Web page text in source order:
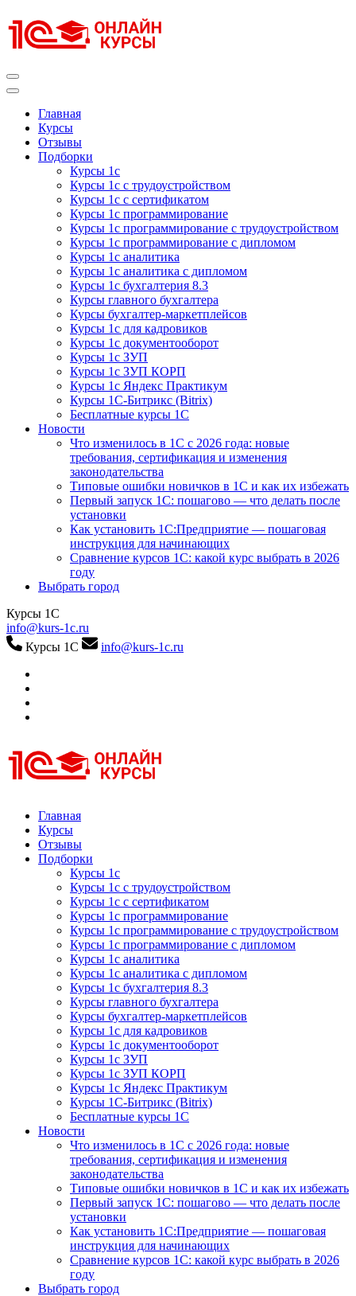
к
содержимому
Главная
Курсы
Отзывы
Подборки
Курсы 1с
Курсы 1с с трудоустройством
Курсы 1с с сертификатом
Курсы 1с программирование
Курсы 1с программирование с трудоустройством
Курсы 1с программирование с дипломом
Курсы 1с аналитика
Курсы 1с аналитика с дипломом
Курсы 1с бухгалтерия 8.3
Курсы главного бухгалтера
Курсы бухгалтер-маркетплейсов
Курсы 1с для кадровиков
Курсы 1с документооборот
Курсы 1с ЗУП
Курсы 1с ЗУП КОРП
Курсы 1с Яндекс Практикум
Курсы 1С-Битрикс (Bitrix)
Бесплатные курсы 1С
Новости
Что изменилось в 1С с 2026 года: новые
требования, сертификация и изменения
законодательства
Типовые ошибки новичков в 1С и как их избежать
Первый запуск 1С: пошагово — что делать после
установки
Как установить 1С:Предприятие — пошаговая
инструкция для начинающих
Сравнение курсов 1С: какой курс выбрать в 2026
году
Выбрать город
Курсы 1С
info@kurs-1c.ru
Курсы 1С
info@kurs-1c.ru
Курсы 1С
Курсы 1С официальная сертификация
Главная
Курсы
Отзывы
Подборки
Курсы 1с
Курсы 1с с трудоустройством
Курсы 1с с сертификатом
Курсы 1с программирование
Курсы 1с программирование с трудоустройством
Курсы 1с программирование с дипломом
Курсы 1с аналитика
Курсы 1с аналитика с дипломом
Курсы 1с бухгалтерия 8.3
Курсы главного бухгалтера
Курсы бухгалтер-маркетплейсов
Курсы 1с для кадровиков
Курсы 1с документооборот
Курсы 1с ЗУП
Курсы 1с ЗУП КОРП
Курсы 1с Яндекс Практикум
Курсы 1С-Битрикс (Bitrix)
Бесплатные курсы 1С
Новости
Что изменилось в 1С с 2026 года: новые
требования, сертификация и изменения
законодательства
Типовые ошибки новичков в 1С и как их избежать
Первый запуск 1С: пошагово — что делать после
установки
Как установить 1С:Предприятие — пошаговая
инструкция для начинающих
Сравнение курсов 1С: какой курс выбрать в 2026
году
Выбрать город